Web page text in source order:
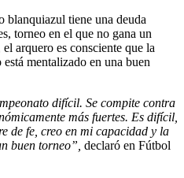
blanquiazul tiene una deuda
torneo en el que no gana un
arquero es consciente que la
mentalizado en una buen
difícil. Se compite contra
más fuertes. Es difícil,
de fe, creo en mi capacidad y la
buen torneo”, declaró en Fútbol